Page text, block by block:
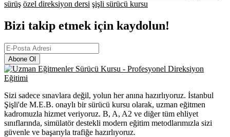
sürüş özel direksiyon dersi şişli sürücü kursu
Bizi takip etmek için kaydolun!
Abone Ol
Sizi sadece sınavlara değil, yolun her anına hazırlıyoruz. İstanbul
Şişli'de M.E.B. onaylı bir sürücü kursu olarak, uzman eğitmen
kadromuzla hizmet veriyoruz. B, A, A2 ve diğer tüm ehliyet
sınıflarında, simülatör destekli modern eğitim metodlarımızla sizi
güvenle ve başarıyla trafiğe hazırlıyoruz.